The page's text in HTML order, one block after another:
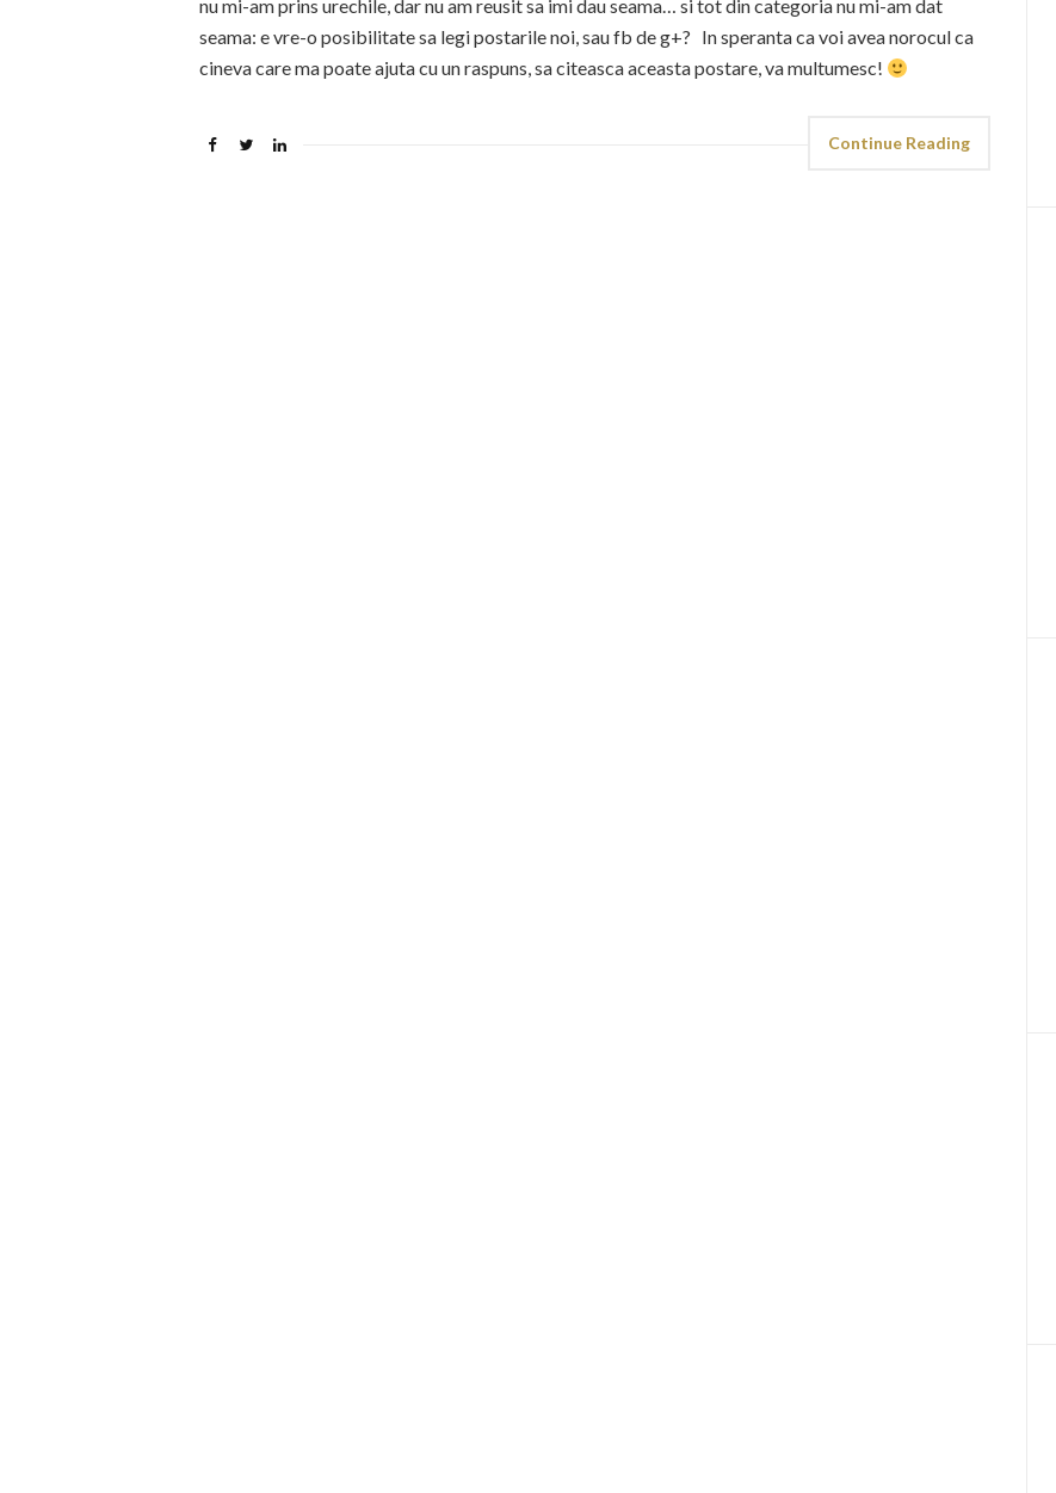
nu mi-am prins urechile, dar nu am reusit sa imi dau seama… si tot din categoria nu mi-am dat
seama: e vre-o posibilitate sa legi postarile noi, sau fb de g+? In speranta ca voi avea norocul ca
cineva care ma poate ajuta cu un raspuns, sa citeasca aceasta postare, va multumesc!
Continue Reading